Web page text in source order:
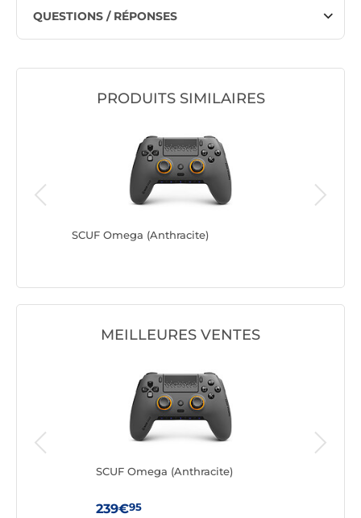
QUESTIONS / RÉPONSES
PRODUITS SIMILAIRES
SCUF Omega (Anthracite)
MEILLEURES VENTES
SCUF Omega (Anthracite)
239€95